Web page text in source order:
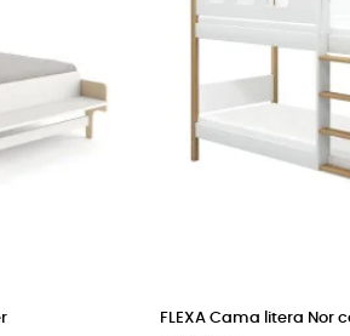
FLEXA Cama litera Nor con